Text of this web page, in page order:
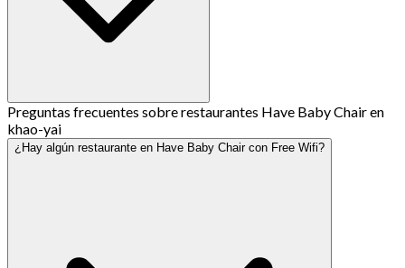
Preguntas frecuentes sobre restaurantes Have Baby Chair en
khao-yai
¿Hay algún restaurante en Have Baby Chair con Free Wifi?